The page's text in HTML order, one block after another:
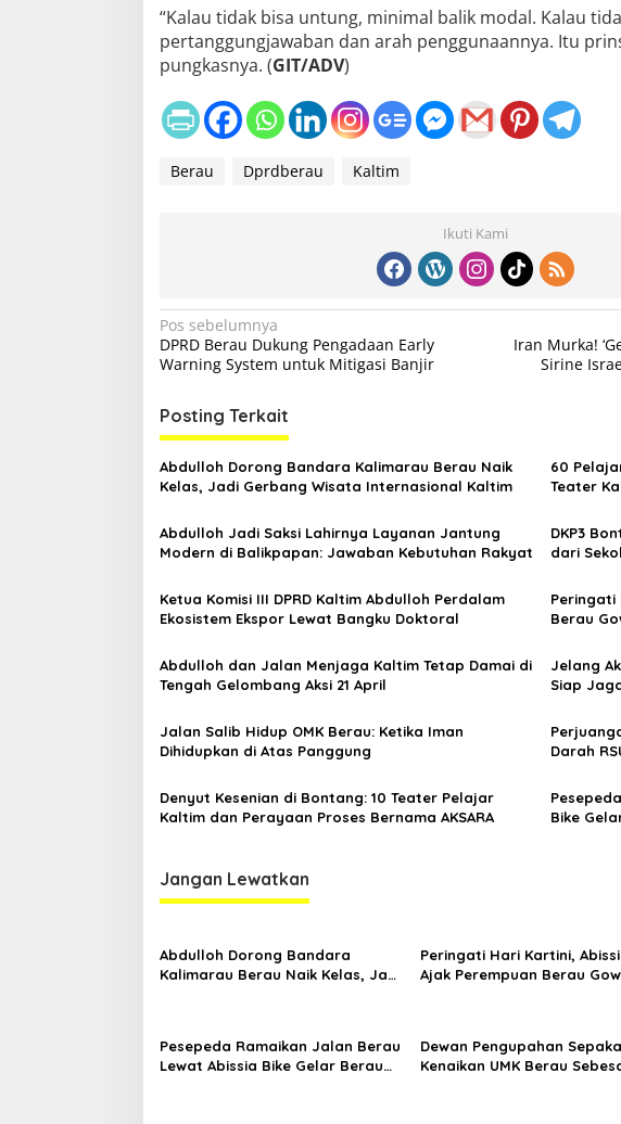
“Kalau tidak bisa untung, minimal balik modal. Kalau
pertanggungjawaban dan arah penggunaannya. Itu
pungkasnya. (GIT/ADV)
Berau Dprdberau Kaltim
Ikuti Kami
N
a
i
g
a
i
o
s
Pos sebelumnya
DPRD Berau Dukung Pengadaan Early
Warning System untuk Mitigasi Banjir
Iran Murka!
Sirine
Posting Terkait
Abdulloh Dorong Bandara Kalimarau Berau Naik
Kelas, Jadi Gerbang Wisata Internasional Kaltim
60
Teater
Abdulloh Jadi Saksi Lahirnya Layanan Jantung
Modern di Balikpapan: Jawaban Kebutuhan Rakyat
DKP3
dari
Ketua Komisi III DPRD Kaltim Abdulloh Perdalam
Ekosistem Ekspor Lewat Bangku Doktoral
Peringati
Berau
Abdulloh dan Jalan Menjaga Kaltim Tetap Damai di
Tengah Gelombang Aksi 21 April
Jelang
Siap
Jalan Salib Hidup OMK Berau: Ketika Iman
Dihidupkan di Atas Panggung
Darah
Denyut Kesenian di Bontang: 10 Teater Pelajar
Kaltim dan Perayaan Proses Bernama AKSARA
Bike
Jangan Lewatkan
Abdulloh Dorong Bandara
Kalimarau Berau Naik Kelas, Jadi
Peringati Hari Kartini,
Ajak Perempuan Berau
Pesepeda Ramaikan Jalan Berau
Lewat Abissia Bike Gelar Berau
Dewan Pengupahan
Kenaikan UMK Berau